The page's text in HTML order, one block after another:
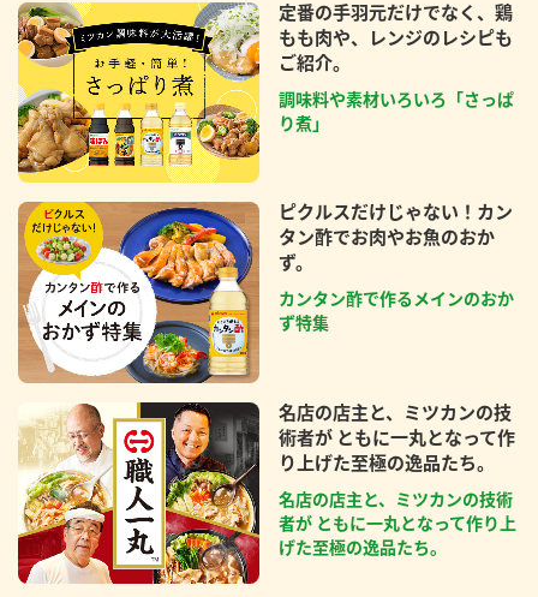
定番の手羽元だけでなく、鶏
もも肉や、レンジのレシピも
ご紹介。
調味料や素材いろいろ「さっぱ
り煮」
ピクルスだけじゃない！カン
タン酢でお肉やお魚のおか
ず。
カンタン酢で作るメインのおか
ず特集
名店の店主と、ミツカンの技
術者が ともに一丸となって作
り上げた至極の逸品たち。
名店の店主と、ミツカンの技術
者が ともに一丸となって作り上
げた至極の逸品たち。